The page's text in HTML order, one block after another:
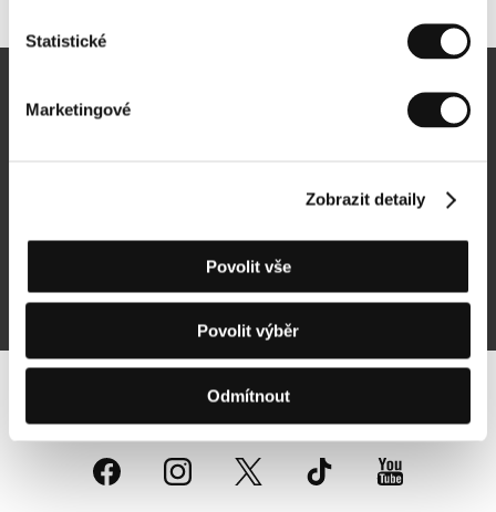
Statistické
Marketingové
Zobrazit detaily
Povolit vše
Povolit výběr
Odmítnout
Přihlásit se k odběru
Přihlášením souhlasím sezpracováním osobních údajů
Sledujte nás na síti: